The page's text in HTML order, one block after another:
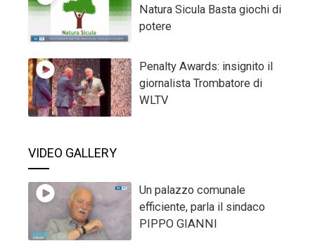
Natura Sicula Basta giochi di
potere
Penalty Awards: insignito il
giornalista Trombatore di
WLTV
VIDEO GALLERY
Un palazzo comunale
efficiente, parla il sindaco
PIPPO GIANNI